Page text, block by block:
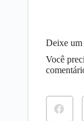
Deixe um
Você